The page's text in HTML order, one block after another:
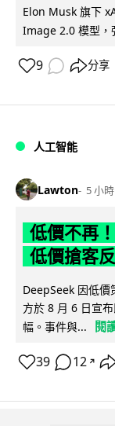
Elon Musk 旗下
Image 2.0 模型，
9 分享
人工智能
Lawton 5 小時
低價不再
低價搶客
DeepSeek 因低價
方於 8 月 6 日宣
幅。事件與...
閱
39 12 ↗